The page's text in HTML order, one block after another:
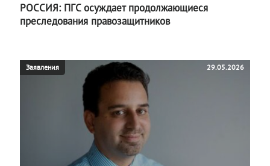
РОССИЯ: ПГС осуждает продолжающиеся
преследования правозащитников
Заявления 29.05.2026